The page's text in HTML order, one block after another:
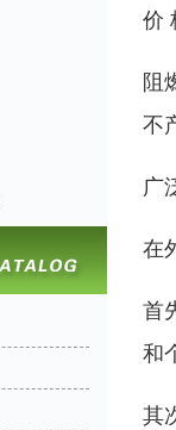
价
阻
不
广
在
首
和
其